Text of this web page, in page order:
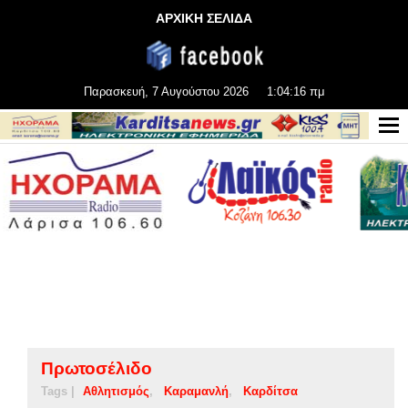
ΑΡΧΙΚΗ ΣΕΛΙΔΑ
Παρασκευή, 7 Αυγούστου 2026 1:04:17 πμ
Πρωτοσέλιδο
Tags | Αθλητισμός Καραμανλή Καρδίτσα